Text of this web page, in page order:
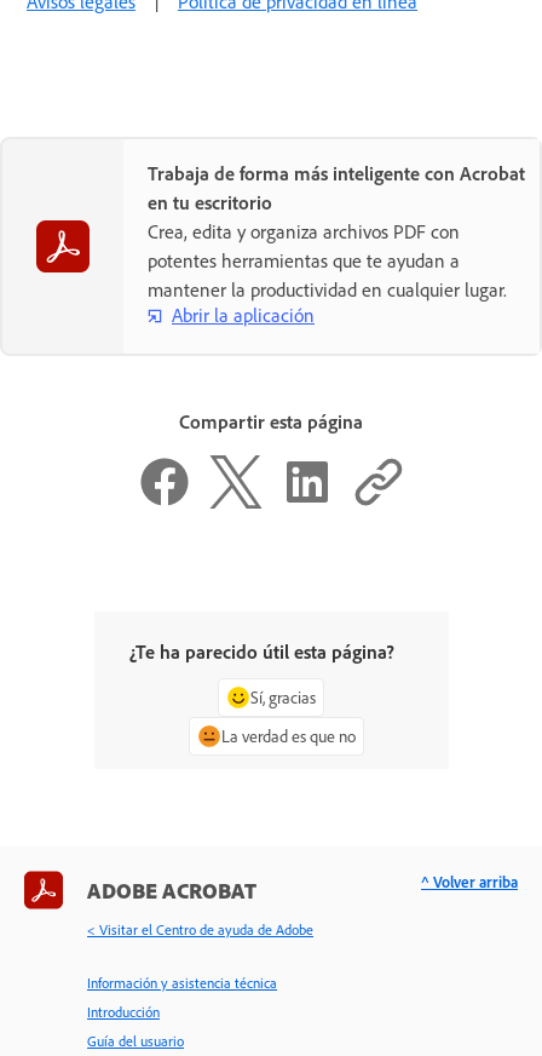
Trabaja de forma más inteligente con Acrobat
en tu escritorio
Crea, edita y organiza archivos PDF con
potentes herramientas que te ayudan a
mantener la productividad en cualquier lugar.
Abrir la aplicación
Compartir esta página
¿Te ha parecido útil esta página?
Sí, gracias
La verdad es que no
ADOBE ACROBAT
< Visitar el Centro de ayuda de Adobe
Información y asistencia técnica
Introducción
Guía del usuario
^ Volver arriba